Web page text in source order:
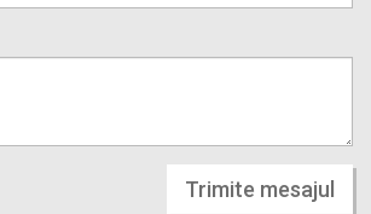
Trimite mesajul